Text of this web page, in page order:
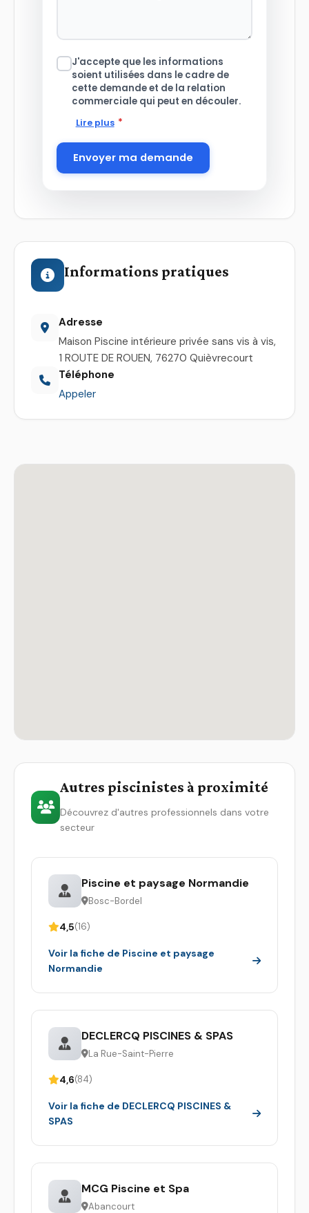
J'accepte que les informations
soient utilisées dans le cadre de
cette demande et de la relation
commerciale qui peut en découler.
Lire plus *
Envoyer ma demande
Informations pratiques
Adresse
Maison Piscine intérieure privée sans vis à vis,
1 ROUTE DE ROUEN, 76270 Quièvrecourt
Téléphone
Appeler
Autres piscinistes à proximité
Découvrez d'autres professionnels dans votre
secteur
Piscine et paysage Normandie
Bosc-Bordel
4,5(16)
Voir la fiche de Piscine et paysage
Normandie
DECLERCQ PISCINES & SPAS
La Rue-Saint-Pierre
4,6(84)
Voir la fiche de DECLERCQ PISCINES &
SPAS
MCG Piscine et Spa
Abancourt